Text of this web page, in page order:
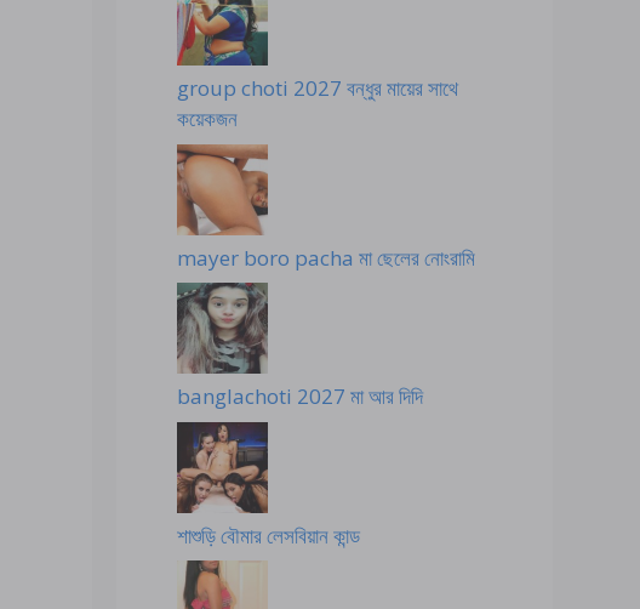
group choti 2027 বন্ধুর মায়ের সাথে
কয়েকজন
mayer boro pacha মা ছেলের নোংরামি
banglachoti 2027 মা আর দিদি
শাশুড়ি বৌমার লেসবিয়ান কান্ড